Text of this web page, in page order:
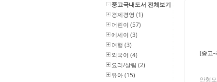
중고국내도서 전체보기
경제경영 (1)
어린이 (57)
에세이 (3)
여행 (3)
외국어 (4)
요리/살림 (2)
유아 (15)
[중고-
안형